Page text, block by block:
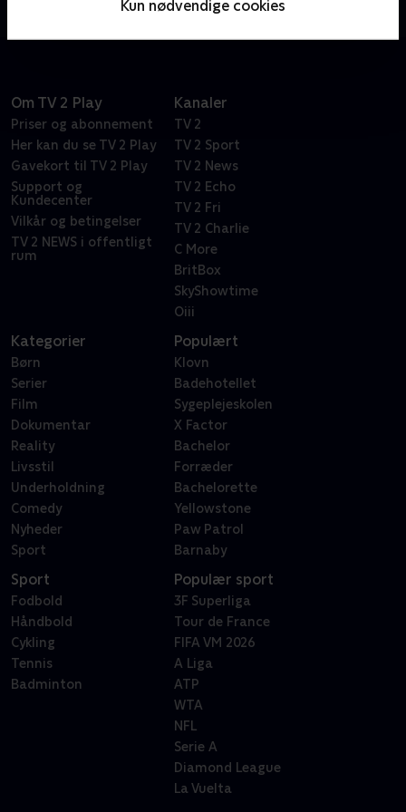
Kun nødvendige cookies
Om TV 2 Play
Priser og abonnement
Her kan du se TV 2 Play
Gavekort til TV 2 Play
Support og
Kundecenter
Vilkår og betingelser
TV 2 NEWS i offentligt
rum
Kanaler
TV 2
TV 2 Sport
TV 2 News
TV 2 Echo
TV 2 Fri
TV 2 Charlie
C More
BritBox
SkyShowtime
Oiii
Kategorier
Børn
Serier
Film
Dokumentar
Reality
Livsstil
Underholdning
Comedy
Nyheder
Sport
Populært
Klovn
Badehotellet
Sygeplejeskolen
X Factor
Bachelor
Forræder
Bachelorette
Yellowstone
Paw Patrol
Barnaby
Sport
Fodbold
Håndbold
Cykling
Tennis
Badminton
Populær sport
3F Superliga
Tour de France
FIFA VM 2026
A Liga
ATP
WTA
NFL
Serie A
Diamond League
La Vuelta